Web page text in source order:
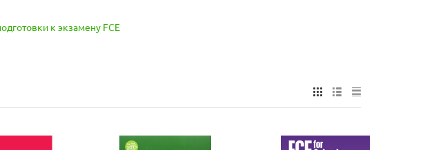
к экзамену FCE